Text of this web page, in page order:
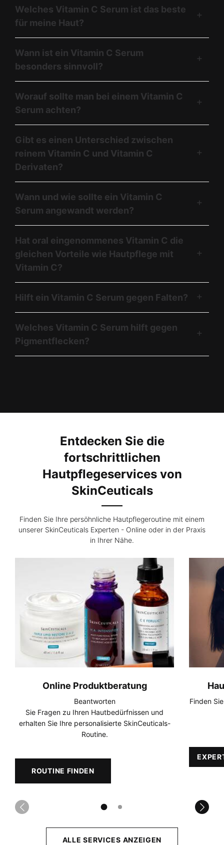
Welches Vitamin C Serum ist das beste
für meine Haut?
Wann ist ein Vitamin C Serum
besonders sinnvoll?
Worauf sollte man bei einem Vitamin C
Serum achten?
Gibt es einen Unterschied zwischen
reinem Vitamin C und Vitamin C
Derivaten?
Wann und wie sollte ein Vitamin C
Serum angewandt werden?
Hat oral eingenommenes Vitamin C die
gleichen Vorteile wie Hautpflege mit
Vitamin C?
Hilft ein Vitamin C Serum gegen Falten?
Welches Vitamin C Serum hilft gegen
Pigmentflecken?
Entdecken Sie die
fortschrittlichen
Hautpflegeservices von
SkinCeuticals
Finden Sie Ihre persöhnliche Hautpflegeroutine mit einem
unserer SkinCeuticals Experten - Online oder in der Praxis
in Ihrer Nähe.
Online Produktberatung
Beantworten
Sie Fragen zu Ihren Hautbedürfnissen und
erhalten Sie Ihre personalisierte SkinCeuticals-
Routine.
ROUTINE FINDEN
Finden
ALLE SERVICES ANZEIGEN